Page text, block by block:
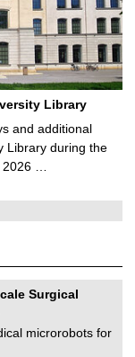
Library
and additional
Library during the
…
Surgical
microrobots for